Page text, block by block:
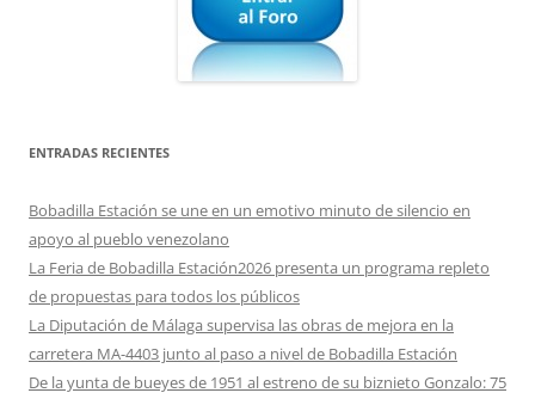
ENTRADAS RECIENTES
Bobadilla Estación se une en un emotivo minuto de silencio en
apoyo al pueblo venezolano
La Feria de Bobadilla Estación2026 presenta un programa repleto
de propuestas para todos los públicos
La Diputación de Málaga supervisa las obras de mejora en la
carretera MA-4403 junto al paso a nivel de Bobadilla Estación
De la yunta de bueyes de 1951 al estreno de su biznieto Gonzalo: 75